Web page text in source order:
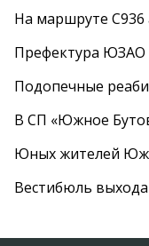
На маршруте С936
Префектура ЮЗАО
Подопечные
В СП «Южное
Юных жителей
Вестибюль